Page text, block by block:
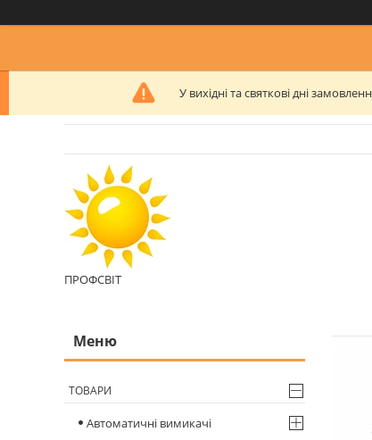
У вихідні та святкові дні
ПРОФСВІТ
ТОВАРИ
Автоматичні вимикачі